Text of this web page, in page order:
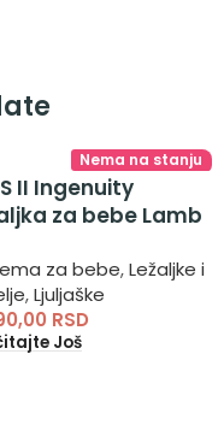
Nema na stanju
II Ingenuity
za bebe Lamb
za bebe,Ležaljke i
,Ljuljaške
RSD
Još